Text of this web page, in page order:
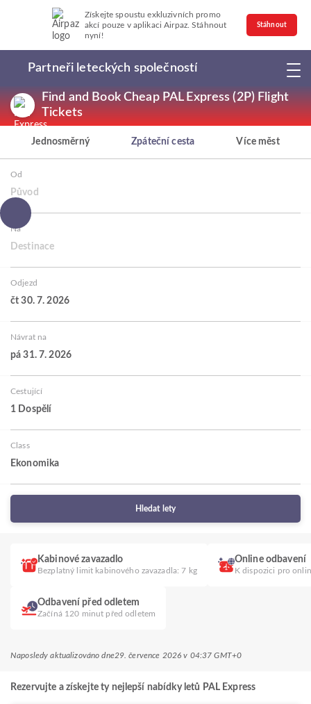
Získejte spoustu exkluzivních promo
akcí pouze v aplikaci Airpaz. Stáhnout
nyní!
Stáhnout
Partneři leteckých společností
Find and Book Cheap PAL Express (2P) Flight
Tickets
Jednosměrný Zpáteční cesta Více měst
Od
Původ
Na
Destinace
Odjezd
čt 30. 7. 2026
Návrat na
pá 31. 7. 2026
Cestující
1 Dospělí
Class
Ekonomika
Hledat lety
Kabinové zavazadlo
Bezplatný limit kabinového zavazadla: 7 kg
Online odbavení
K dispozici pro
Odbavení před odletem
Začíná 120 minut před odletem
Naposledy aktualizováno dne29. července 2026 v 04:37 GMT+0
Rezervujte a získejte ty nejlepší nabídky letů PAL Express